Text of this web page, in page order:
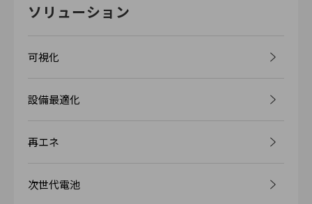
ソリューション
可視化
設備最適化
再エネ
次世代電池